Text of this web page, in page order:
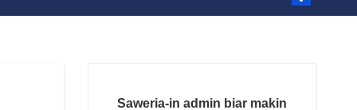
Saweria-in admin biar makin